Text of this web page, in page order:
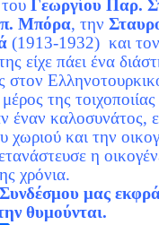
Γεωργίου Παρ.
Μπόρα, την
(1913-1932) και τον
είχε πάει ένα
στον
μέρος της
έναν καλοσυνάτος,
χωριού και την
η
χρόνια.
μας
θυμούνται.